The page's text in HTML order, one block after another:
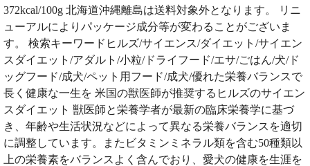
372kcal/100g 北海道沖縄離島は送料対象外となります。 リニ
ューアルによりパッケージ成分等が変わることがございま
す。 検索キーワードヒルズ/サイエンス/ダイエット/サイエン
スダイエット/アダルト/小粒/ドライフード/エサ/ごはん/犬/ド
ッグフード/成犬/ペット用フード/成犬/優れた栄養バランスで
長く健康な一生を 米国の獣医師が推奨するヒルズのサイエン
スダイエット 獣医師と栄養学者が最新の臨床栄養学に基づ
き、年齢や生活状況などによって異なる栄養バランスを適切
に調整しています。またビタミンミネラル類を含む50種類以
上の栄養素をバランスよく含んでおり、愛犬の健康を生涯を